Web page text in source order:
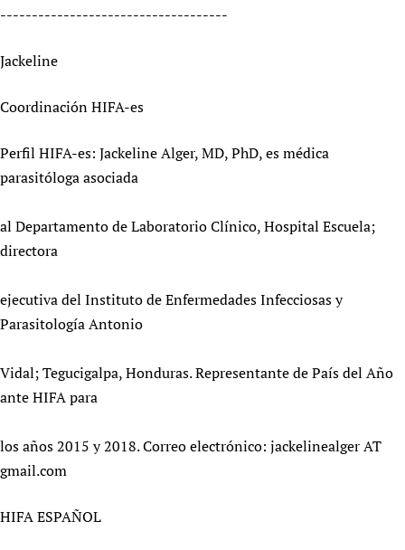
------------------------------------
Jackeline
Coordinación HIFA-es
Perfil HIFA-es: Jackeline Alger, MD, PhD, es médica
parasitóloga asociada
al Departamento de Laboratorio Clínico, Hospital Escuela;
directora
ejecutiva del Instituto de Enfermedades Infecciosas y
Parasitología Antonio
Vidal; Tegucigalpa, Honduras. Representante de País del Año
ante HIFA para
los años 2015 y 2018. Correo electrónico: jackelinealger AT
gmail.com
HIFA ESPAÑOL